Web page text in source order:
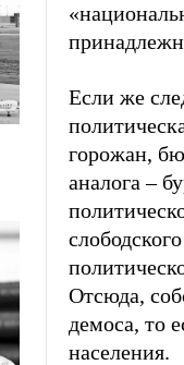
Если же
горожан,
аналога –
Отсюда,
демоса, то
населения.